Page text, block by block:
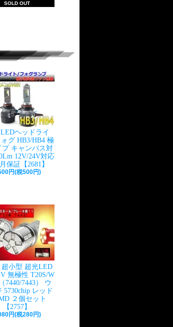
SOLD OUT
LEDヘッドライ
ォグ HB3/HB4 極
プ キャンバス対
12V/24V対応
保証【2681】
円(税500円)
超小型 超光LED
無極性 T20S/W
7440/7443） ウ
5730chip レッド
２個セット
【2757】
円(税280円)